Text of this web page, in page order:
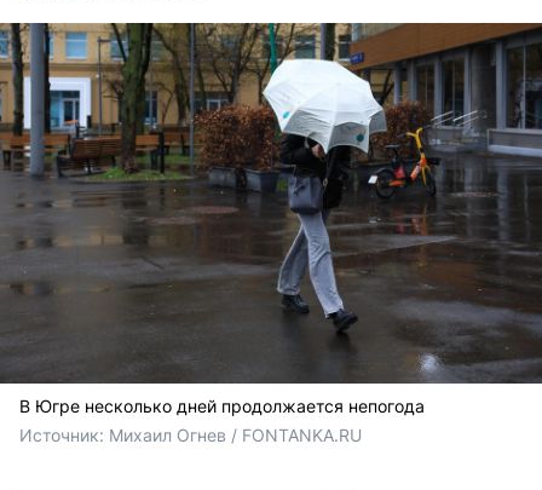
В Югре несколько дней продолжается непогода
Источник: Михаил Огнев / FONTANKA.RU